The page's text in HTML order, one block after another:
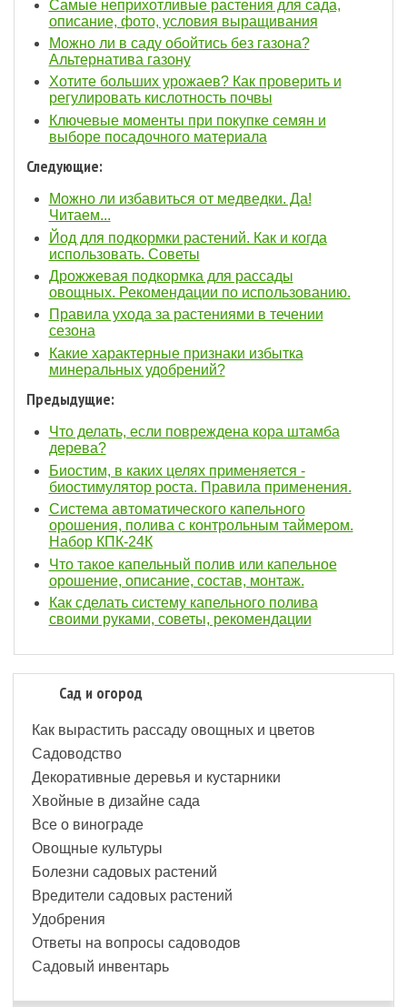
Самые неприхотливые растения для сада,
описание, фото, условия выращивания
Можно ли в саду обойтись без газона?
Альтернатива газону
Хотите больших урожаев? Как проверить и
регулировать кислотность почвы
Ключевые моменты при покупке семян и
выборе посадочного материала
Следующие:
Можно ли избавиться от медведки. Да!
Читаем...
Йод для подкормки растений. Как и когда
использовать. Советы
Дрожжевая подкормка для рассады
овощных. Рекомендации по использованию.
Правила ухода за растениями в течении
сезона
Какие характерные признаки избытка
минеральных удобрений?
Предыдущие:
Что делать, если повреждена кора штамба
дерева?
Биостим, в каких целях применяется -
биостимулятор роста. Правила применения.
Система автоматического капельного
орошения, полива с контрольным таймером.
Набор КПК-24К
Что такое капельный полив или капельное
орошение, описание, состав, монтаж.
Как сделать систему капельного полива
своими руками, советы, рекомендации
Сад и огород
Как вырастить рассаду овощных и цветов
Садоводство
Декоративные деревья и кустарники
Хвойные в дизайне сада
Все о винограде
Овощные культуры
Болезни садовых растений
Вредители садовых растений
Удобрения
Ответы на вопросы садоводов
Садовый инвентарь